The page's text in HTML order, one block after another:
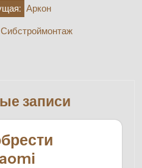
Аркон
Сибстроймонтаж
записи